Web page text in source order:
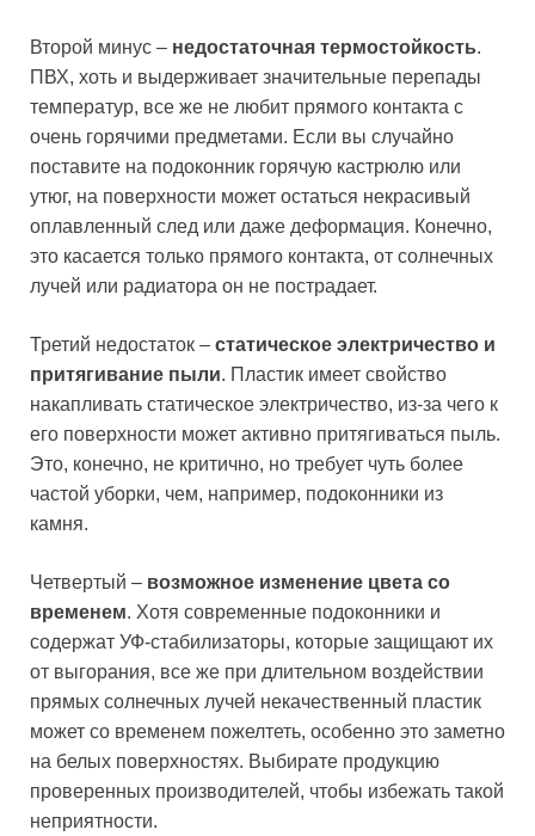
Второй минус – недостаточная термостойкость.
ПВХ, хоть и выдерживает значительные перепады
температур, все же не любит прямого контакта с
очень горячими предметами. Если вы случайно
поставите на подоконник горячую кастрюлю или
утюг, на поверхности может остаться некрасивый
оплавленный след или даже деформация. Конечно,
это касается только прямого контакта, от солнечных
лучей или радиатора он не пострадает.
Третий недостаток – статическое электричество и
притягивание пыли. Пластик имеет свойство
накапливать статическое электричество, из-за чего к
его поверхности может активно притягиваться пыль.
Это, конечно, не критично, но требует чуть более
частой уборки, чем, например, подоконники из
камня.
Четвертый – возможное изменение цвета со
временем. Хотя современные подоконники и
содержат УФ-стабилизаторы, которые защищают их
от выгорания, все же при длительном воздействии
прямых солнечных лучей некачественный пластик
может со временем пожелтеть, особенно это заметно
на белых поверхностях. Выбирате продукцию
проверенных производителей, чтобы избежать такой
неприятности.